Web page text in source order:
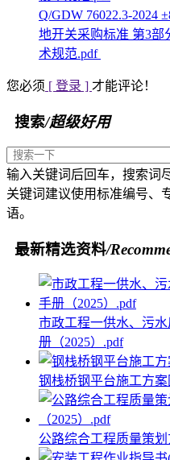
Q/GDW 76022.3-2024
地开关采购标准 第3部
术规范.pdf
您必须 [ 登录 ] 才能评论！
搜索/超级好用
输入关键词后回车，搜索词
关键词建议使用标准编号、
语。
最新精选资料/
市政工程一供水、污
册（2025）.pdf
钢栈桥钢平台施工方
公路综合工程质量策